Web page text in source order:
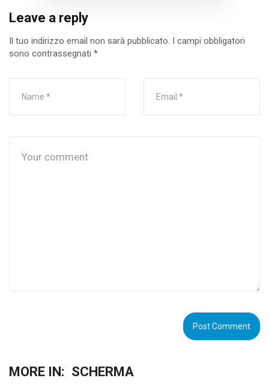
Leave a reply
Il tuo indirizzo email non sarà pubblicato. I campi obbligatori
sono contrassegnati *
MORE IN: SCHERMA